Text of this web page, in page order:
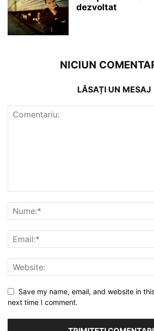
dezvoltat
NICIUN
LĂSAȚI UN MESAJ
Save my name, email, and website in
next time I comment.